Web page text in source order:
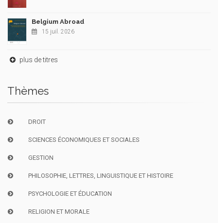
Belgium Abroad
15 juil. 2026
plus de titres
Thèmes
DROIT
SCIENCES ÉCONOMIQUES ET SOCIALES
GESTION
PHILOSOPHIE, LETTRES, LINGUISTIQUE ET HISTOIRE
PSYCHOLOGIE ET ÉDUCATION
RELIGION ET MORALE